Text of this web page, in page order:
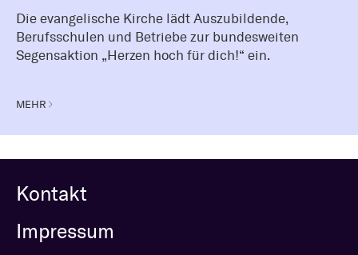
Die evangelische Kirche lädt Auszubildende,
Berufsschulen und Betriebe zur bundesweiten
Segensaktion „Herzen hoch für dich!“ ein.
MEHR
Kontakt
Impressum